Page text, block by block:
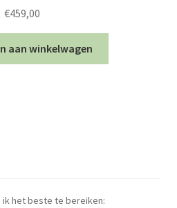
€459,00
aan winkelwagen
ik het beste te bereiken: